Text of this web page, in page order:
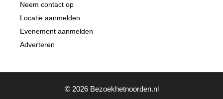
Neem contact op
Locatie aanmelden
Evenement aanmelden
Adverteren
© 2026 Bezoekhetnoorden.nl